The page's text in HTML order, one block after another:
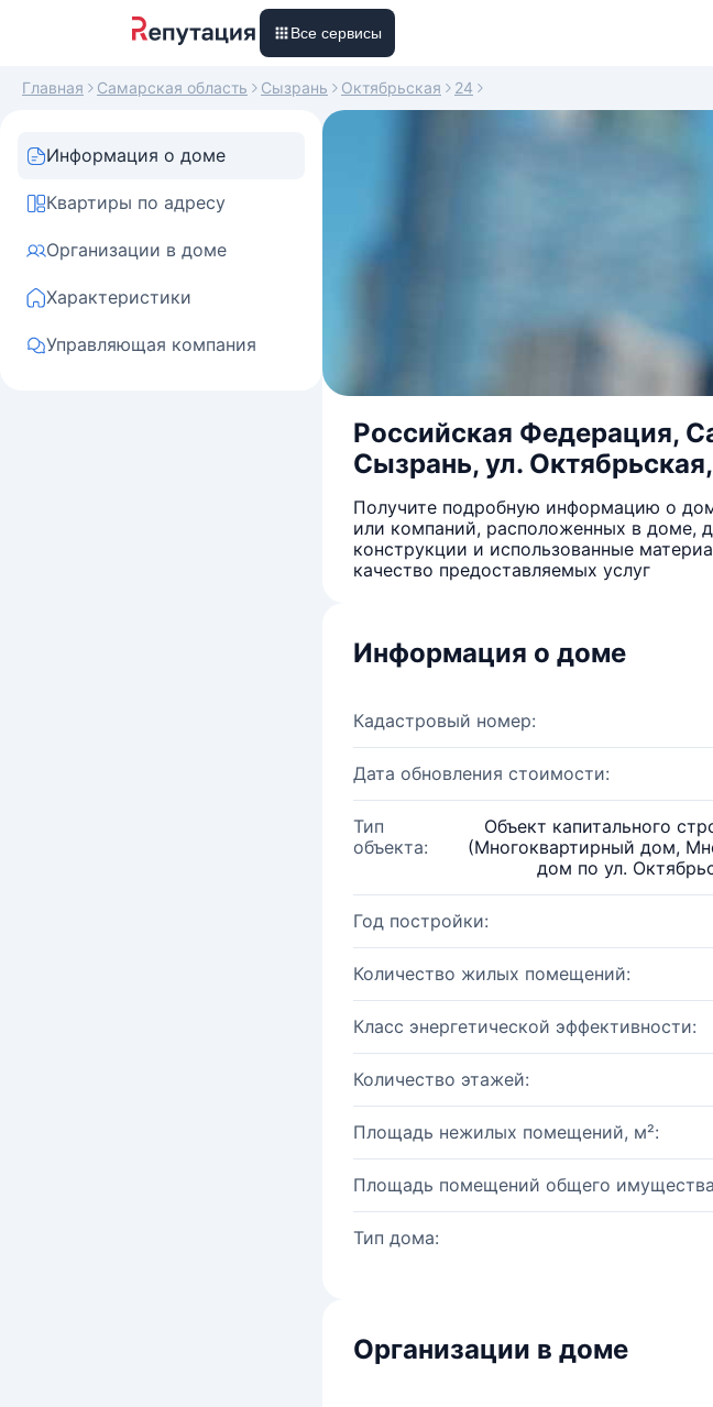
Все сервисы
Главная Самарская область Сызрань Октябрьская 24
Информация о доме
Квартиры по адресу
Организации в доме
Характеристики
Управляющая компания
Российская Федерация,
Сызрань, ул.
Получите подробную информацию о
или компаний, расположенных в доме,
конструкции и использованные
качество предоставляемых услуг
Информация о доме
Кадастровый номер:
Дата обновления стоимости:
Тип
объекта:
Объект капитального
(Многоквартирный дом,
дом по ул.
Год постройки:
Количество жилых помещений:
Класс энергетической эффективности:
Количество этажей:
Площадь нежилых помещений, м²:
Площадь помещений общего
Тип дома:
Организации в доме